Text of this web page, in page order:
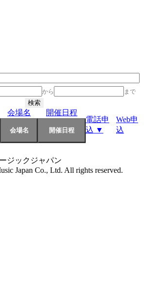
から まで
会場名
開催日程
電話申
込 ▼
Web申
込
ジックジャパン
Japan Co., Ltd. All rights reserved.